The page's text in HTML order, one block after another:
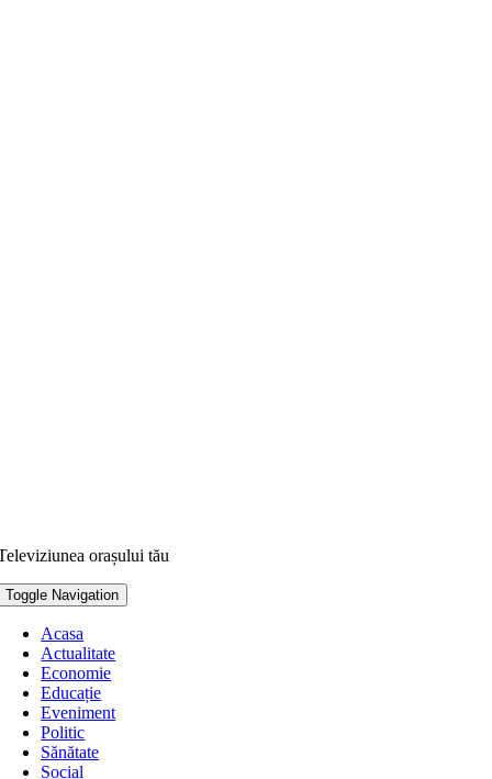
orașului tău
Toggle Navigation
Acasa
Actualitate
Economie
Educație
Eveniment
Politic
Sănătate
Social